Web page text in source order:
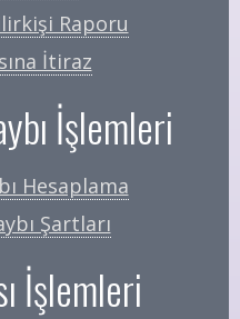
Raporu
İtiraz
İşlemleri
Hesaplama
Şartları
İşlemleri